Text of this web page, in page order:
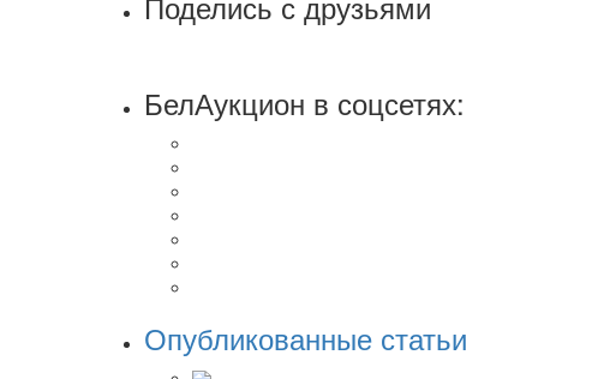
БелАукцион в соцсетях:
Опубликованные статьи